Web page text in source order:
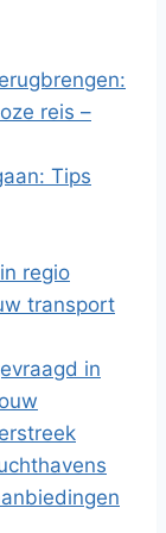
reis –
Tips
regio
transport
in